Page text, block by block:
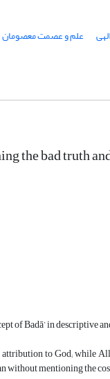
علم و عصمت معصومان
the bad truth
of Badā’ in descriptive
to God; while
without mentioning the